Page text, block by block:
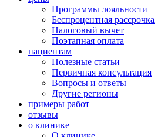
Программы лояльности
Беспроцентная рассрочка
Налоговый вычет
Поэтапная оплата
пациентам
Полезные статьи
Первичная консультация
Вопросы и ответы
Другие регионы
примеры работ
отзывы
о клинике